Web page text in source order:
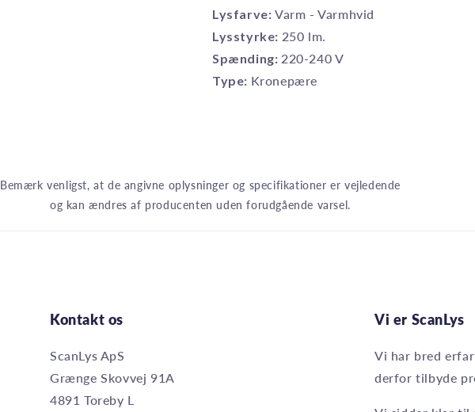
Lysfarve: Varm - Varmhvid
Lysstyrke: 250 lm.
Spænding: 220-240 V
Type: Kronepære
Bemærk venligst, at de angivne oplysninger og specifikationer er vejledende
og kan ændres af producenten uden forudgående varsel.
Kontakt os
ScanLys ApS
Grænge Skovvej 91A
4891 Toreby L
Vi er ScanLys
Vi har bred
derfor tilbyde